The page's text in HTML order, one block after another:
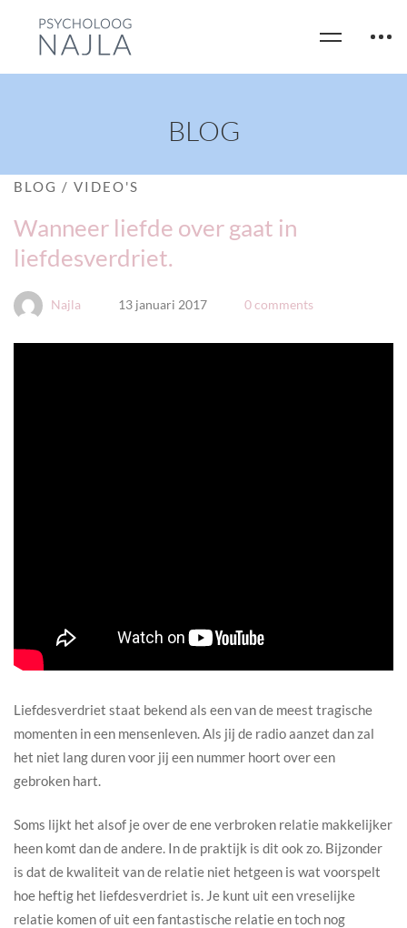
BLOG
BLOG / VIDEO'S
Wanneer liefde over gaat in
liefdesverdriet.
Najla 13 januari 2017 0 comments
Liefdesverdriet staat bekend als een van de meest tragische
momenten in een mensenleven. Als jij de radio aanzet dan zal
het niet lang duren voor jij een nummer hoort over een
gebroken hart.
Soms lijkt het alsof je over de ene verbroken relatie makkelijker
heen komt dan de andere. In de praktijk is dit ook zo. Bijzonder
is dat de kwaliteit van de relatie niet hetgeen is wat voorspelt
hoe heftig het liefdesverdriet is. Je kunt uit een vreselijke
relatie komen of uit een fantastische relatie en toch nog